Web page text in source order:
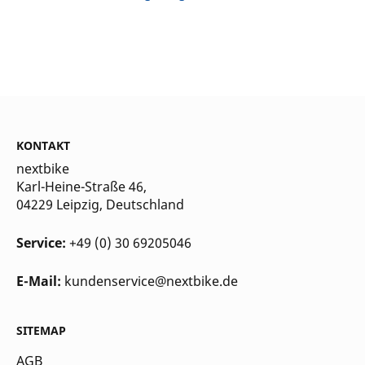
KONTAKT
nextbike
Karl-Heine-Straße 46,
04229 Leipzig, Deutschland
Service: +49 (0) 30 69205046
E-Mail: kundenservice@nextbike.de
SITEMAP
AGB